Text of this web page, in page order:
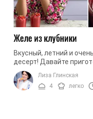
Желе из клубники
Вкусный, летний и
десерт! Давайте
красивое клубнично-
Лиза Глинская
4
легко